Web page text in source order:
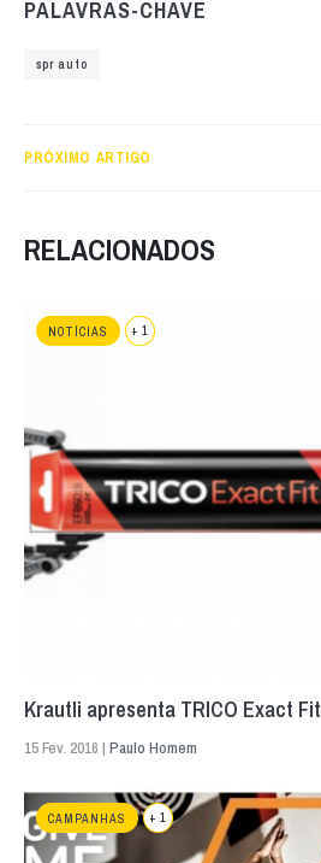
PALAVRAS-CHAVE
spr auto
PRÓXIMO ARTIGO
RELACIONADOS
NOTÍCIAS + 1
Krautli apresenta TRICO Exact Fit
15 Fev. 2016 | Paulo Homem
CAMPANHAS + 1